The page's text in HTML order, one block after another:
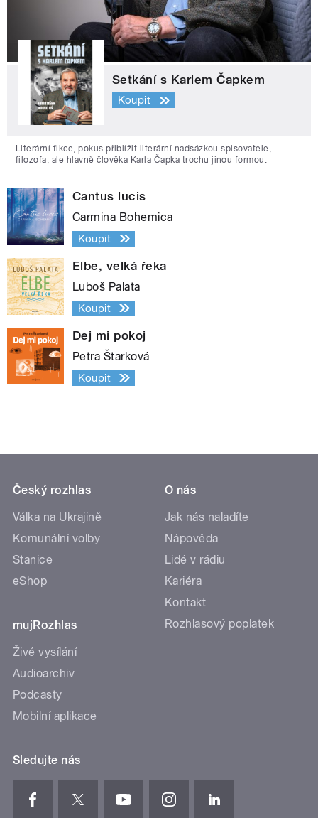
Setkání s Karlem Čapkem
Koupit
Literární fikce, pokus přiblížit literární nadsázkou spisovatele,
filozofa, ale hlavně člověka Karla Čapka trochu jinou formou.
Cantus lucis
Carmina Bohemica
Koupit
Elbe, velká řeka
Luboš Palata
Koupit
Dej mi pokoj
Petra Štarková
Koupit
Český rozhlas
Válka na Ukrajině
Komunální volby
Stanice
eShop
mujRozhlas
Živé vysílání
Audioarchiv
Podcasty
Mobilní aplikace
O nás
Jak nás naladíte
Nápověda
Lidé v rádiu
Kariéra
Kontakt
Rozhlasový poplatek
Sledujte nás